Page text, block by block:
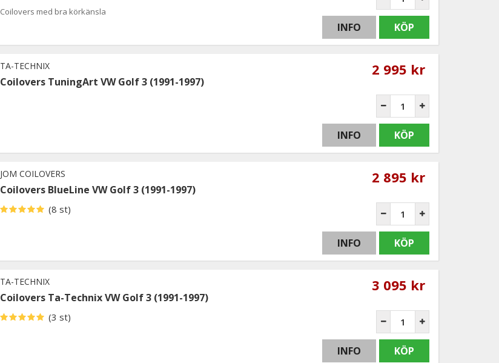
Coilovers med bra körkänsla
INFO KÖP
TA-TECHNIX
Coilovers TuningArt VW Golf 3 (1991-1997)
2 995 kr
INFO KÖP
JOM COILOVERS
Coilovers BlueLine VW Golf 3 (1991-1997)
(8 st)
2 895 kr
INFO KÖP
TA-TECHNIX
Coilovers Ta-Technix VW Golf 3 (1991-1997)
(3 st)
3 095 kr
INFO KÖP